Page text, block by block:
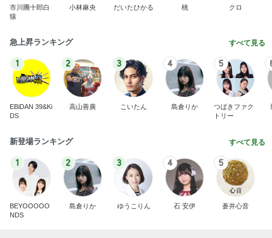
市川團十郎白
猿
小林麻央 だいたひかる 桃 クロ
急上昇ランキング すべて見る
1
EBiDAN 39&Ki
DS
2
高山善廣
3
こいたん
4
島倉りか
5
つばきファク
トリー
新登場ランキング すべて見る
1
BEYOOOOO
NDS
2
島倉りか
3
ゆうこりん
4
石 安伊
5
蒼井心音